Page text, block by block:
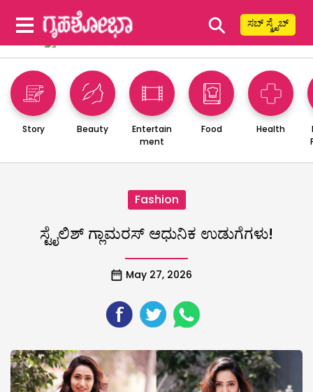
⚲ ಸಬ್ ಸ್ಕ್ರೈಬ್
Story Beauty
Entertain
ment
Food Health
Fashion
ಸ್ಟೈಲಿಶ್‌ ಗ್ಲಾಮರಸ್‌ ಆಧುನಿಕ ಉಡುಗೆಗಳು!
May 27, 2026